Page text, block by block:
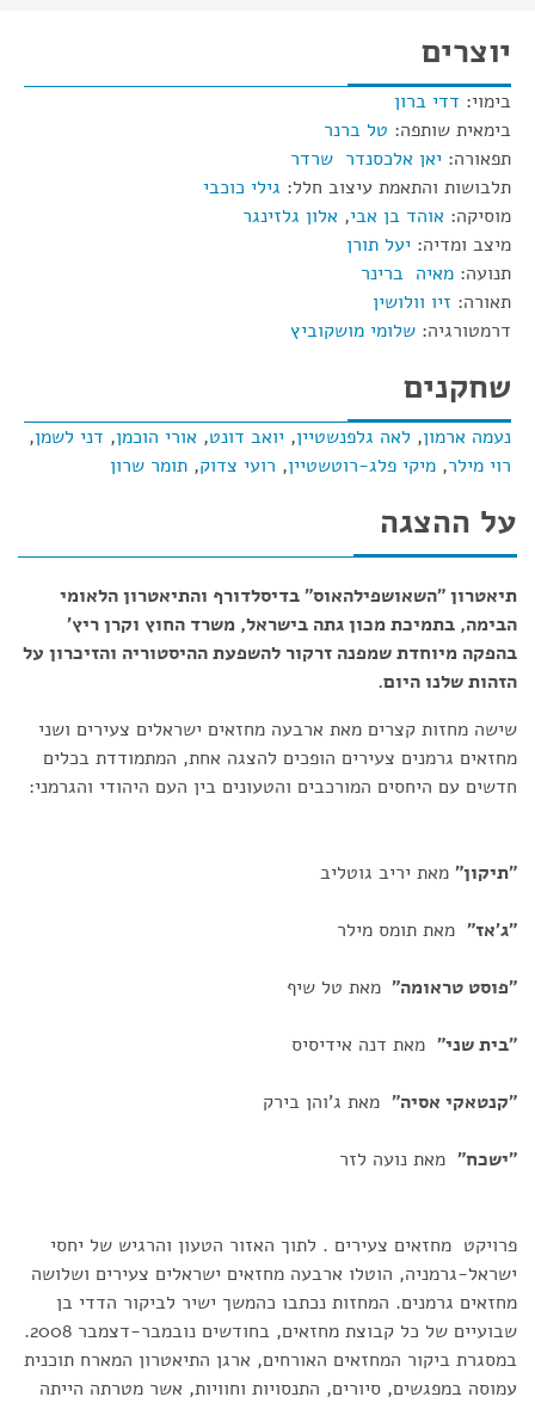
יוצרים
בימוי: דדי ברון
בימאית שותפה: טל ברנר
תפאורה: יאן אלכסנדר שרדר
תלבושות והתאמת עיצוב חלל: גילי כוכבי
מוסיקה: אוהד בן אבי, אלון גלזינגר
מיצב ומדיה: יעל תורן
תנועה: מאיה ברינר
תאורה: זיו וולושין
דרמטורגיה: שלומי מושקוביץ
שחקנים
נעמה ארמון, לאה גלפנשטיין, יואב דונט, אורי הוכמן, דני לשמן,
רוי מילר, מיקי פלג-רוטשטיין, רועי צדוק, תומר שרון
על ההצגה
תיאטרון "השאושפילהאוס" בדיסלדורף והתיאטרון הלאומי
הבימה, בתמיכת מכון גתה בישראל, משרד החוץ וקרן ריץ'
בהפקה מיוחדת שמפנה זרקור להשפעת ההיסטוריה והזיכרון על
הזהות שלנו היום.
שישה מחזות קצרים מאת ארבעה מחזאים ישראלים צעירים ושני
מחזאים גרמנים צעירים הופכים להצגה אחת, המתמודדת בכלים
חדשים עם היחסים המורכבים והטעונים בין העם היהודי והגרמני:
"תיקון" מאת יריב גוטליב
"ג'אז" מאת תומס מילר
"פוסט טראומה" מאת טל שיף
"בית שני" מאת דנה אידיסיס
"קנטאקי אסיה" מאת ג'והן בירק
"ישכח" מאת נועה לזר
פרויקט מחזאים צעירים . לתוך האזור הטעון והרגיש של יחסי
ישראל-גרמניה, הוטלו ארבעה מחזאים ישראלים צעירים ושלושה
מחזאים גרמנים. המחזות נכתבו כהמשך ישיר לביקור הדדי בן
שבועיים של כל קבוצת מחזאים, בחודשים נובמבר-דצמבר 2008.
במסגרת ביקור המחזאים האורחים, ארגן התיאטרון המארח תוכנית
עמוסה במפגשים, סיורים, התנסויות וחוויות, אשר מטרתה הייתה